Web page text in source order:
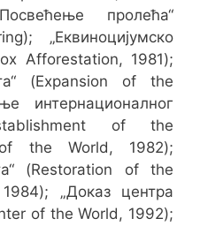
пролећа“
„Еквинoцијумско
Afforestation, 1981);
(Expansion of the
интернационалног
of the
the World, 1982);
(Restoration of the
„Доказ центра
of the World, 1992);